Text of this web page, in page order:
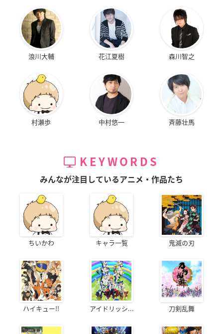
浪川大輔 花江夏樹 森川智之
村瀬歩 中村悠一 斉藤壮馬
KEYWORDS
みんなが注目しているアニメ・作品たち
ちいかわ キャラ一覧 鬼滅の刃
ハイキュー!! アイドリッシ... 刀剣乱舞